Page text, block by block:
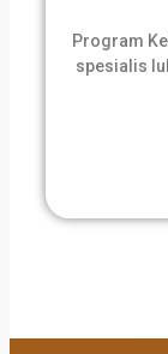
Program
spesialis